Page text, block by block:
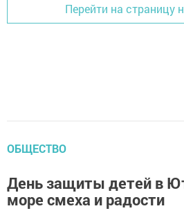
Перейти на страницу
ОБЩЕСТВО
День защиты детей в
море смеха и радости